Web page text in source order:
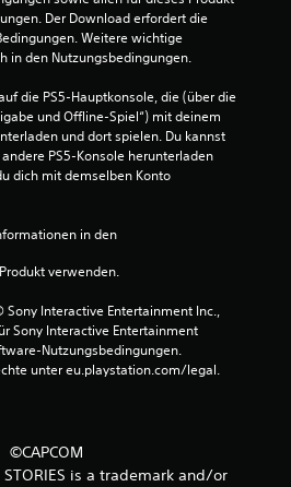
Der Download erfordert die
Weitere wichtige
in den Nutzungsbedingungen.
die PS5-Hauptkonsole, die (über die
und Offline-Spiel“) mit deinem
und dort spielen. Du kannst
PS5-Konsole herunterladen
dich mit demselben Konto
in den
verwenden.
Interactive Entertainment Inc.,
Sony Interactive Entertainment
Nutzungsbedingungen.
unter eu.playstation.com/legal.
©CAPCOM
STORIES is a trademark and/or